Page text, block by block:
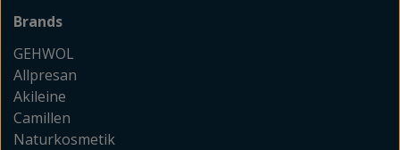
Brands
GEHWOL
Allpresan
Akileine
Camillen
Naturkosmetik